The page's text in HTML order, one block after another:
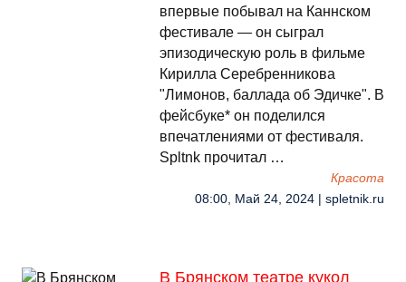
впервые побывал на Каннском
фестивале — он сыграл
эпизодическую роль в фильме
Кирилла Серебренникова
"Лимонов, баллада об Эдичке". В
фейсбуке* он поделился
впечатлениями от фестиваля.
Spltnk прочитал …
Красота
08:00, Май 24, 2024 | spletnik.ru
В Брянском театре кукол